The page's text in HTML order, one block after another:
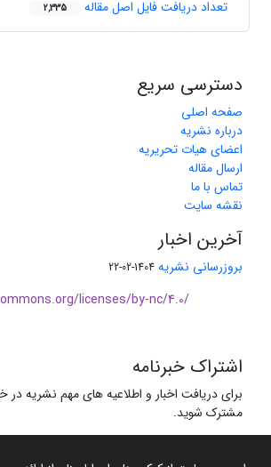
تعداد دریافت فایل اصل مقاله 2,335
دسترسی سریع
صفحه اصلی
درباره نشریه
اعضای هیات تحریریه
ارسال مقاله
تماس با ما
نقشه سایت
آخرین اخبار
بروزرسانی نشریه 1404-02-22
licenses/by-nc/4.0/
اشتراک خبرنامه
برای دریافت اخبار و اطلاعیه های مهم نشریه در
مشترک شوید.